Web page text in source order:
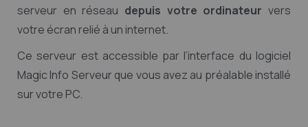
serveur en réseau depuis votre ordinateur vers
votre écran relié à un internet.
Ce serveur est accessible par l’interface du logiciel
Magic Info Serveur que vous avez au préalable installé
sur votre PC.